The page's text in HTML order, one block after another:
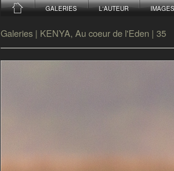
GALERIES L'AUTEUR
Galeries | KENYA, Au coeur de l'Eden | 35